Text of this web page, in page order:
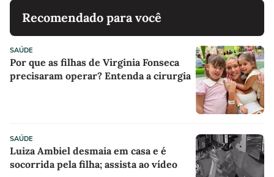
Recomendado para você
SAÚDE
Por que as filhas de Virginia Fonseca
precisaram operar? Entenda a cirurgia
SAÚDE
Luiza Ambiel desmaia em casa e é
socorrida pela filha; assista ao vídeo